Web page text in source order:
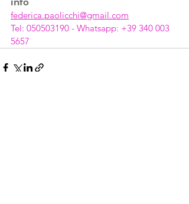
federica.paolicchi@gmail.com
Tel: 050503190 - Whatsapp: +39 340 003
5657